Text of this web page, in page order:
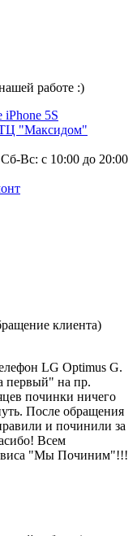
работе :)
iPhone 5S
"Максидом"
Вс: с 10:00 до 20:00
клиента)
LG Optimus G.
первый" на пр.
починки ничего
После обращения
и починили за
Всем
"Мы Починим"!!!